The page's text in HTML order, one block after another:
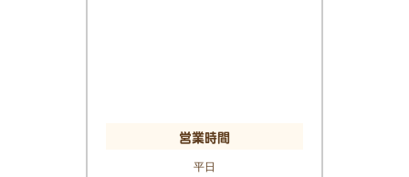
営業時間
平日